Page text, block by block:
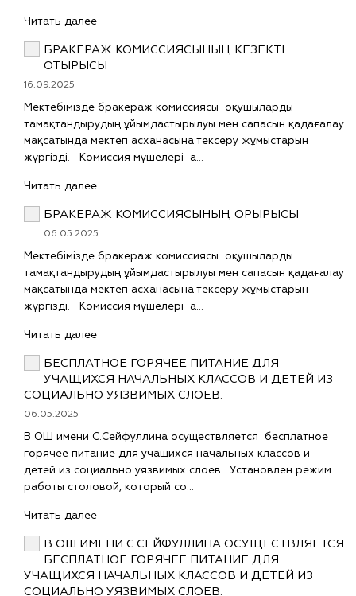
Читать далее
БРАКЕРАЖ КОМИССИЯСЫНЫҢ КЕЗЕКТІ
ОТЫРЫСЫ
16.09.2025
Мектебімізде бракераж комиссиясы оқушыларды
тамақтандырудың ұйымдастырылуы мен сапасын қадағалау
мақсатында мектеп асханасына тексеру жұмыстарын
жүргізді. Комиссия мүшелері а…
Читать далее
БРАКЕРАЖ КОМИССИЯСЫНЫҢ ОРЫРЫСЫ
06.05.2025
Мектебімізде бракераж комиссиясы оқушыларды
тамақтандырудың ұйымдастырылуы мен сапасын қадағалау
мақсатында мектеп асханасына тексеру жұмыстарын
жүргізді. Комиссия мүшелері а…
Читать далее
БЕСПЛАТНОЕ ГОРЯЧЕЕ ПИТАНИЕ ДЛЯ
УЧАЩИХСЯ НАЧАЛЬНЫХ КЛАССОВ И ДЕТЕЙ ИЗ
СОЦИАЛЬНО УЯЗВИМЫХ СЛОЕВ.
06.05.2025
В ОШ имени С.Сейфуллина осуществляется бесплатное
горячее питание для учащихся начальных классов и
детей из социально уязвимых слоев. Установлен режим
работы столовой, который со…
Читать далее
В ОШ ИМЕНИ С.СЕЙФУЛЛИНА ОСУЩЕСТВЛЯЕТСЯ
БЕСПЛАТНОЕ ГОРЯЧЕЕ ПИТАНИЕ ДЛЯ
УЧАЩИХСЯ НАЧАЛЬНЫХ КЛАССОВ И ДЕТЕЙ ИЗ
СОЦИАЛЬНО УЯЗВИМЫХ СЛОЕВ.